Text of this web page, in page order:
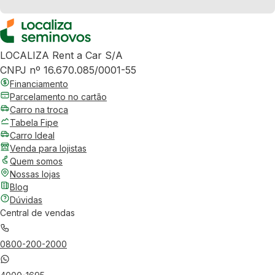
LOCALIZA Rent a Car S/A
CNPJ nº 16.670.085/0001-55
Financiamento
Parcelamento no cartão
Carro na troca
Tabela Fipe
Carro Ideal
Venda para lojistas
Quem somos
Nossas lojas
Blog
Dúvidas
Central de vendas
0800-200-2000